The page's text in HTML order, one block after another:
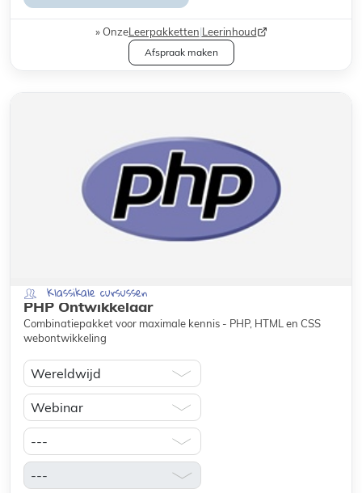
OnzeLeerpakketten|Leerinhoud
Afspraak maken
Klassikale cursussen
PHP Ontwikkelaar
Combinatiepakket voor maximale kennis - PHP, HTML en CSS
webontwikkeling